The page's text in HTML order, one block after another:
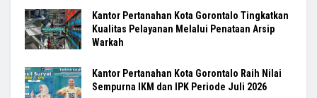
Kantor Pertanahan Kota Gorontalo Tingkatkan
Kualitas Pelayanan Melalui Penataan Arsip
Warkah
Kantor Pertanahan Kota Gorontalo Raih Nilai
Sempurna IKM dan IPK Periode Juli 2026